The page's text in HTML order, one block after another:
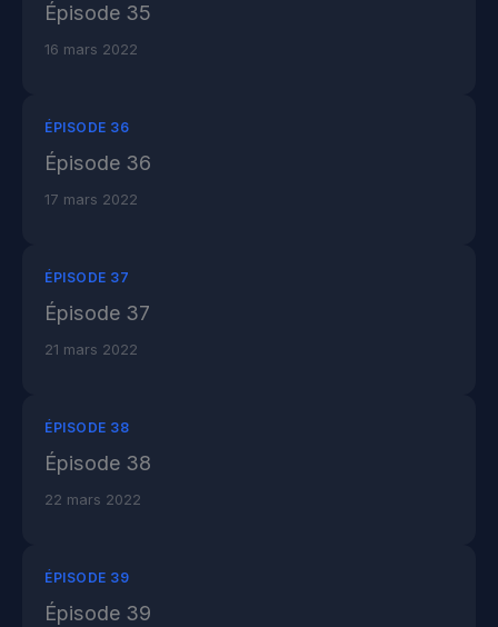
Épisode 35
16 mars 2022
ÉPISODE 36
Épisode 36
17 mars 2022
ÉPISODE 37
Épisode 37
21 mars 2022
ÉPISODE 38
Épisode 38
22 mars 2022
ÉPISODE 39
Épisode 39